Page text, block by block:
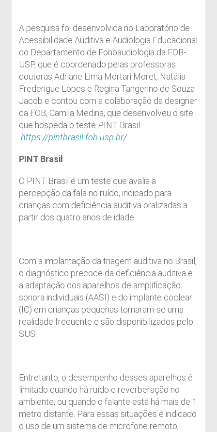
A pesquisa foi desenvolvida no Laboratório de
Acessibilidade Auditiva e Audiologia Educacional
do Departamento de Fonoaudiologia da FOB-
USP, que é coordenado pelas professoras
doutoras Adriane Lima Mortari Moret, Natália
Frederigue Lopes e Regina Tangerino de Souza
Jacob e contou com a colaboração da designer
da FOB, Camila Medina, que desenvolveu o site
que hospeda o teste PINT Brasil
https://pintbrasil.fob.usp.br/
PINT Brasil
O PINT Brasil é um teste que avalia a
percepção da fala no ruído, indicado para
crianças com deficiência auditiva oralizadas a
partir dos quatro anos de idade.
Com a implantação da triagem auditiva no Brasil,
o diagnóstico precoce da deficiência auditiva e
a adaptação dos aparelhos de amplificação
sonora individuais (AASI) e do implante coclear
(IC) em crianças pequenas tornaram-se uma
realidade frequente e são disponibilizados pelo
SUS.
Entretanto, o desempenho desses aparelhos é
limitado quando há ruído e reverberação no
ambiente, ou quando o falante está há mais de 1
metro distante. Para essas situações é indicado
o uso de um sistema de microfone remoto,